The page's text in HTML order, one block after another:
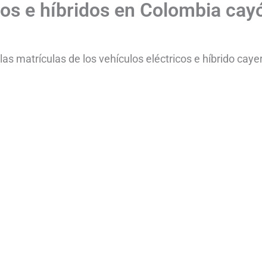
e híbridos en Colombia
matrículas de los vehículos eléctricos e híbrido